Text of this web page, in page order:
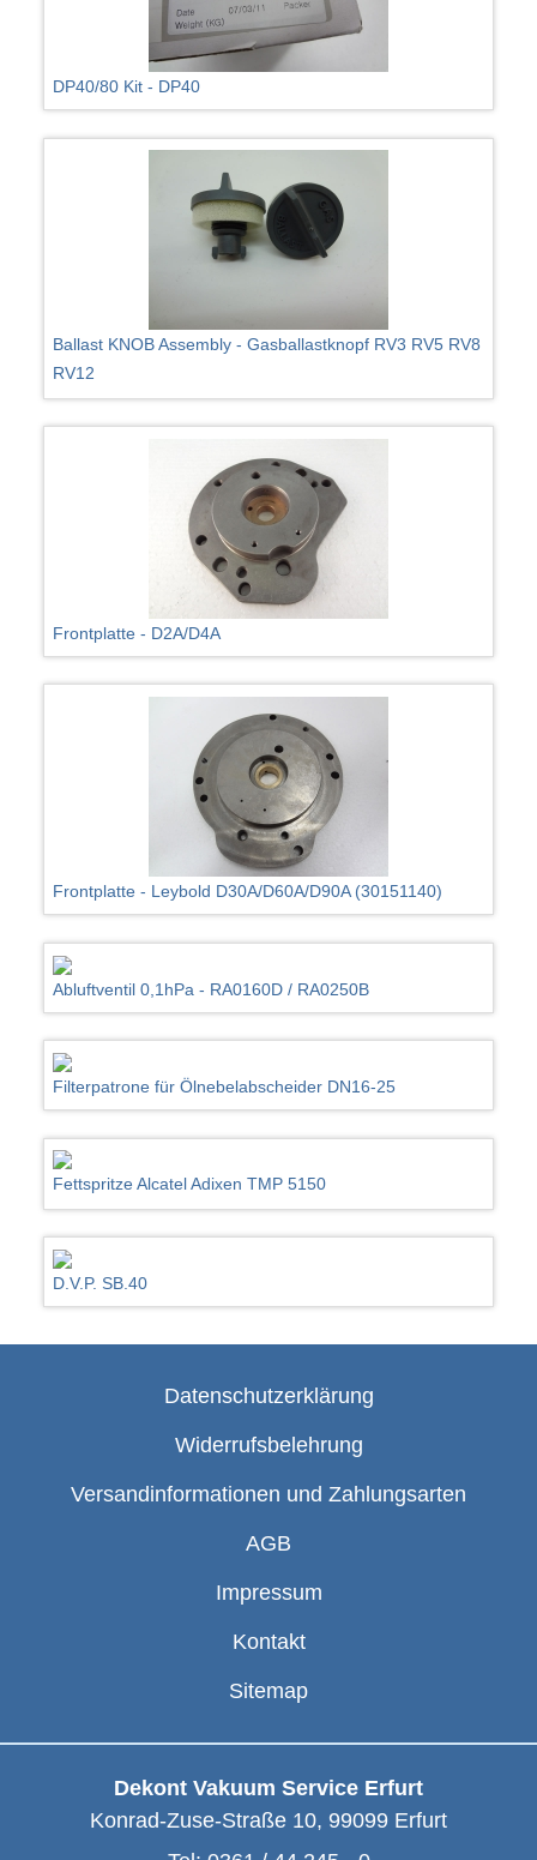
DP40/80 Kit - DP40
Ballast KNOB Assembly - Gasballastknopf RV3 RV5 RV8
RV12
Frontplatte - D2A/D4A
Frontplatte - Leybold D30A/D60A/D90A (30151140)
Abluftventil 0,1hPa - RA0160D / RA0250B
Filterpatrone für Ölnebelabscheider DN16-25
Fettspritze Alcatel Adixen TMP 5150
D.V.P. SB.40
Datenschutzerklärung
Widerrufsbelehrung
Versandinformationen und Zahlungsarten
AGB
Impressum
Kontakt
Sitemap
Dekont Vakuum Service Erfurt
Konrad-Zuse-Straße 10, 99099 Erfurt